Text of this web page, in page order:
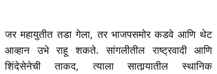
जर महायुतीत तडा गेला, तर भाजपसमोर कडवे आणि थेट
आव्हान उभे राहू शकते. सांगलीतील राष्ट्रवादी आणि
शिंदेसेनेची ताकद, त्याला सातार्‍यातील स्थानिक